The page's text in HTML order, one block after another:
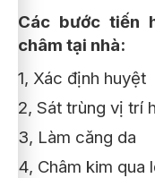
Các bước tiến
châm tại nhà:
1, Xác định huyệt
2, Sát trùng vị trí
3, Làm căng da
4, Châm kim qua